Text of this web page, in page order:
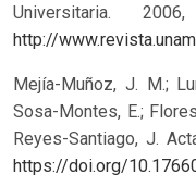
Universitaria.
http://
Mejía-Muñoz, J. M.;
Sosa-Montes, E.;
Reyes-Santiago, J.
https://doi.org/